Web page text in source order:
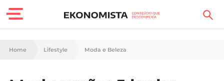
Finanças Pessoais
Home Lifestyle Moda e Beleza